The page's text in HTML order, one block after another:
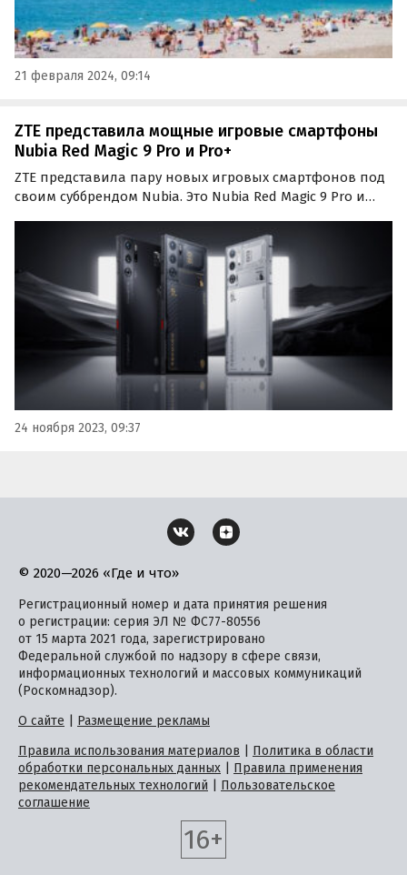
21 февраля 2024, 09:14
ZTE представила мощные игровые смартфоны
Nubia Red Magic 9 Pro и Pro+
ZTE представила пару новых игровых смартфонов под
своим суббрендом Nubia. Это Nubia Red Magic 9 Pro и
впечатляющих характеристик среди представленных
на рынке игровых смартфонов.
24 ноября 2023, 09:37
© 2020—2026 «Где и что»
Регистрационный номер и дата принятия решения
о регистрации: серия ЭЛ № ФС77-80556
от 15 марта 2021 года, зарегистрировано
Федеральной службой по надзору в сфере связи,
информационных технологий и массовых коммуникаций
(Роскомнадзор).
О сайте
Размещение рекламы
Правила использования материалов
Политика в области
обработки персональных данных
Правила применения
рекомендательных технологий
Пользовательское
соглашение
16+